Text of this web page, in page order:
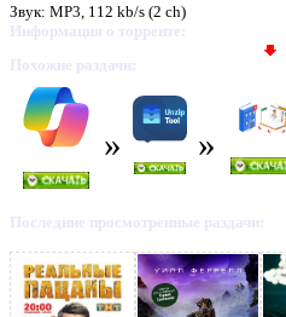
Звук: MP3, 112 kb/s (2 ch)
Информация о торренте:
Похожие раздачи:
Последние просмотренные раздачи: